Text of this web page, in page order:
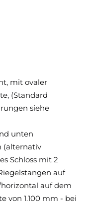
mit ovaler
(Standard
siehe
unten
(alternativ
Schloss mit 2
auf
auf dem
von 1.100 mm - bei